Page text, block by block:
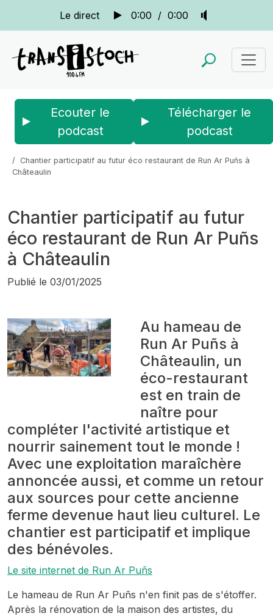
Le direct 0:00 / 0:00
Ecouter le
podcast
Télécharger le
podcast
Chantier participatif au futur éco restaurant de Run Ar Puñs à
Châteaulin
Chantier participatif au futur
éco restaurant de Run Ar Puñs
à Châteaulin
Publié le 03/01/2025
Au hameau de
Run Ar Puñs à
Châteaulin, un
éco-restaurant
est en train de
naître pour
compléter l'activité artistique et
nourrir sainement tout le monde !
Avec une exploitation maraîchère
annoncée aussi, et comme un retour
aux sources pour cette ancienne
ferme devenue haut lieu culturel. Le
chantier est participatif et implique
des bénévoles.
Le site internet de Run Ar Puñs
Le hameau de Run Ar Puñs n'en finit pas de s'étoffer.
Après la rénovation de la maison des artistes, du